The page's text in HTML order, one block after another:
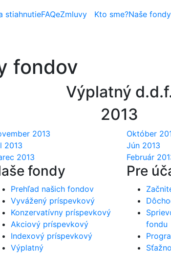
Kto sme?Naše fondy
stiahnutieFAQeZmluvy
fondov
Výplatný
2013
2013 Október
2013 Jún 2013
2013 Február
fondy
Prehľad našich fondov
Vyvážený príspevkový
Konzervatívny príspevkový
Akciový príspevkový
Indexový príspevkový
Výplatný
Pre
fondu